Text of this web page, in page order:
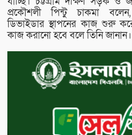
প্রকৌশলী পিন্টু চাকমা
ডিভাইডার স্থাপনের কাজ শুরু
কাজ করানো হবে বলে তিনি জানান।